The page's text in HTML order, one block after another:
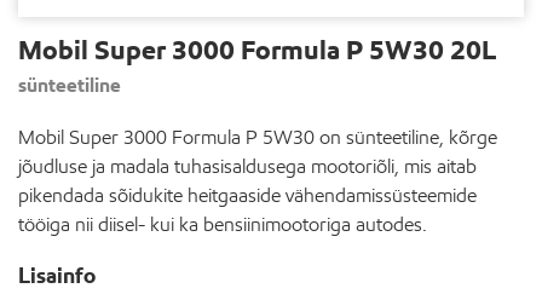
Mobil Super 3000 Formula P 5W30 20L
sünteetiline
Mobil Super 3000 Formula P 5W30 on sünteetiline, kõrge
jõudluse ja madala tuhasisaldusega mootoriõli, mis aitab
pikendada sõidukite heitgaaside vähendamissüsteemide
tööiga nii diisel- kui ka bensiinimootoriga autodes.
Lisainfo